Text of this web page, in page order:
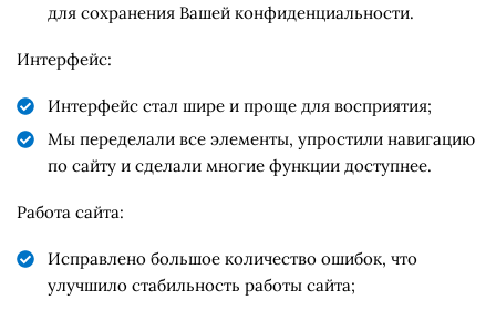
для сохранения Вашей конфиденциальности.
Интерфейс:
Интерфейс стал шире и проще для восприятия;
Мы переделали все элементы, упростили навигацию
по сайту и сделали многие функции доступнее.
Работа сайта:
Исправлено большое количество ошибок, что
улучшило стабильность работы сайта;